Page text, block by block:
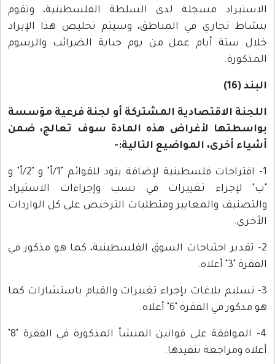
الاستيراد مسجلة لدى السلطة الفلسطينية، وتقوم
بنشاط تجاري في المناطق، وسيتم تخليص هذا الإيراد
خلال ستة أيام عمل من يوم جباية الضرائب والرسوم
المذكورة.
البند (16)
اللجنة الاقتصادية المشتركة أو لجنة فرعية مؤسسة
بواسطتها لأغراض هذه المادة سوف تعالج، ضمن
أشياء أخرى، المواضيع التالية:-
1- اقتراحات فلسطينية لإضافة بنود للقوائم "1/أ" و "2/أ" و
"ب" لإجراء تغييرات في نسب وإجراءات الاستيراد
والتصنيف والمعايير ومتطلبات الترخيص على كل الواردات
الأخرى.
2- تقدير احتياجات السوق الفلسطينية، كما هو مذكور في
الفقرة "3" أعلاه.
3- تسليم بلاغات بإجراء تغييرات والقيام باستشارات كما
هو مذكور في الفقرة "6" أعلاه.
4- الموافقة على قوانين المنشأ المذكورة في الفقرة "8"
أعلاه ومراجعة تنفيذها.